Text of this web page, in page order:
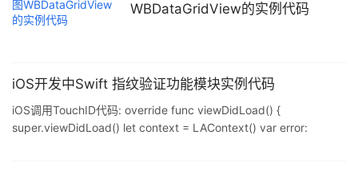
WBDataGridView的实例代码
iOS开发中Swift 指纹验证功能模块实例代码
iOS调用TouchID代码: override func viewDidLoad() {
super.viewDidLoad() let context = LAContext() var error: